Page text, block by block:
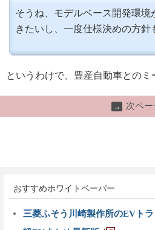
そうね、モデルベース開発環
きたいし、一度仕様決めの方針
というわけで、豊産自動車とのミ
→ 次ペー
おすすめホワイトペーパー
三菱ふそう川崎製作所のEVト